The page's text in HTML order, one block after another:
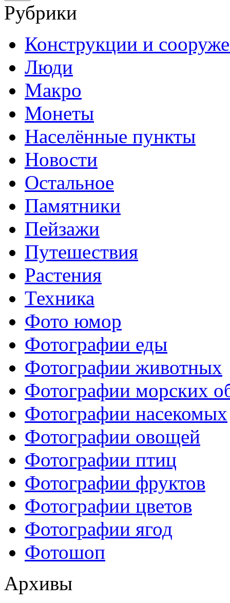
Рубрики
Конструкции и
Люди
Макро
Монеты
Населённые пункты
Новости
Остальное
Памятники
Пейзажи
Путешествия
Растения
Техника
Фото юмор
Фотографии еды
Фотографии животных
Фотографии морских
Фотографии насекомых
Фотографии овощей
Фотографии птиц
Фотографии фруктов
Фотографии цветов
Фотографии ягод
Фотошоп
Архивы